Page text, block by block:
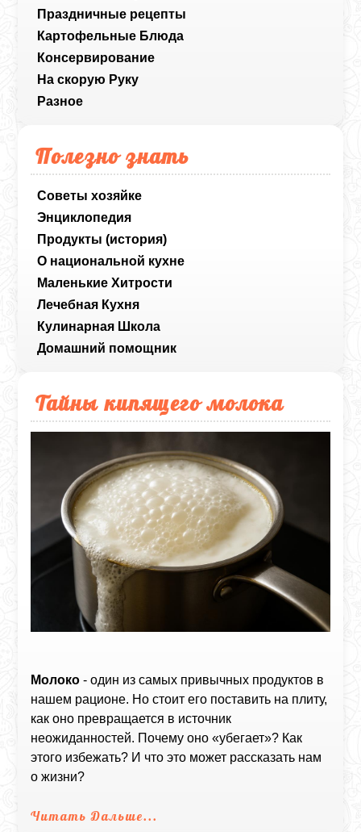
Праздничные рецепты
Картофельные Блюда
Консервирование
На скорую Руку
Разное
Полезно знать
Советы хозяйке
Энциклопедия
Продукты (история)
О национальной кухне
Маленькие Хитрости
Лечебная Кухня
Кулинарная Школа
Домашний помощник
Тайны кипящего молока
Молоко - один из самых привычных продуктов в
нашем рационе. Но стоит его поставить на плиту,
как оно превращается в источник
неожиданностей. Почему оно «убегает»? Как
этого избежать? И что это может рассказать нам
о жизни?
Читать Дальше...